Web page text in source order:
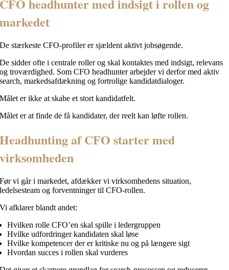
CFO headhunter med indsigt i rollen og
markedet
De stærkeste CFO-profiler er sjældent aktivt jobsøgende.
De sidder ofte i centrale roller og skal kontaktes med indsigt, relevans
og troværdighed. Som CFO headhunter arbejder vi derfor med aktiv
search, markedsafdækning og fortrolige kandidatdialoger.
Målet er ikke at skabe et stort kandidatfelt.
Målet er at finde de få kandidater, der reelt kan løfte rollen.
Headhunting af CFO starter med
virksomheden
Før vi går i markedet, afdækker vi virksomhedens situation,
ledelsesteam og forventninger til CFO-rollen.
Vi afklarer blandt andet:
Hvilken rolle CFO’en skal spille i ledergruppen
Hvilke udfordringer kandidaten skal løse
Hvilke kompetencer der er kritiske nu og på længere sigt
Hvordan succes i rollen skal vurderes